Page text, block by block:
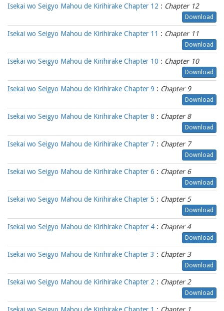
Isekai wo Seigyo Mahou de Kirihirake Chapter 12 : Chapter 12
Download
Isekai wo Seigyo Mahou de Kirihirake Chapter 11 : Chapter 11
Download
Isekai wo Seigyo Mahou de Kirihirake Chapter 10 : Chapter 10
Download
Isekai wo Seigyo Mahou de Kirihirake Chapter 9 : Chapter 9
Download
Isekai wo Seigyo Mahou de Kirihirake Chapter 8 : Chapter 8
Download
Isekai wo Seigyo Mahou de Kirihirake Chapter 7 : Chapter 7
Download
Isekai wo Seigyo Mahou de Kirihirake Chapter 6 : Chapter 6
Download
Isekai wo Seigyo Mahou de Kirihirake Chapter 5 : Chapter 5
Download
Isekai wo Seigyo Mahou de Kirihirake Chapter 4 : Chapter 4
Download
Isekai wo Seigyo Mahou de Kirihirake Chapter 3 : Chapter 3
Download
Isekai wo Seigyo Mahou de Kirihirake Chapter 2 : Chapter 2
Download